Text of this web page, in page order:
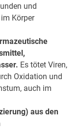
und
Körper
Es tötet Viren,
Oxidation und
auch im
aus den